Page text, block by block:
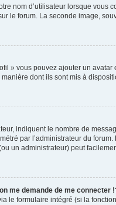
nom d’utilisateur lorsque
le forum. La seconde image,
» vous pouvez ajouter un
dont ils sont mis à
indiquent le nombre de
par l’administrateur du
un administrateur) peut
me demande de me connecter
le formulaire intégré (si la